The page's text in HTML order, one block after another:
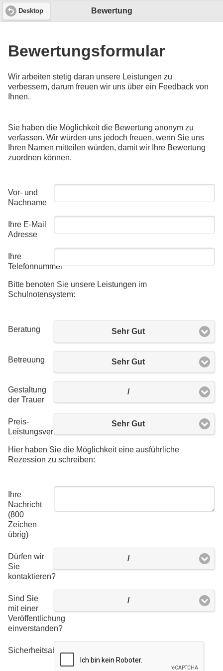
Bewertung
Desktop
Bewertungsformular
Wir arbeiten stetig daran unsere Leistungen zu
verbessern, darum freuen wir uns über ein Feedback von
Ihnen.
Sie haben die Möglichkeit die Bewertung anonym zu
verfassen. Wir würden uns jedoch freuen, wenn Sie uns
Ihren Namen mitteilen würden, damit wir Ihre Bewertung
zuordnen können.
Vor- und
Nachname
Ihre E-Mail
Adresse
Ihre
Telefonnummer
Bitte benoten Sie unsere Leistungen im
Schulnotensystem:
Beratung Sehr Gut
Betreuung Sehr Gut
Gestaltung
der Trauer
/
Preis-
Leistungsverhältnis
Sehr Gut
Hier haben Sie die Möglichkeit eine ausführliche
Rezession zu schreiben:
Ihre
Nachricht
(800
Zeichen
übrig)
Dürfen wir
Sie
kontaktieren?
/
Sind Sie
mit einer
Veröffentlichung
einverstanden?
/
Sicherheitsabfrage